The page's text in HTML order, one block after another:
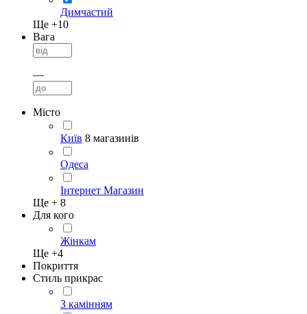
Димчастий
Ще +10
Вага
—
Місто
Київ 8 магазинів
Одеса
Інтернет Магазин
Ще + 8
Для кого
Жінкам
Ще +4
Покриття
Стиль прикрас
З камінням